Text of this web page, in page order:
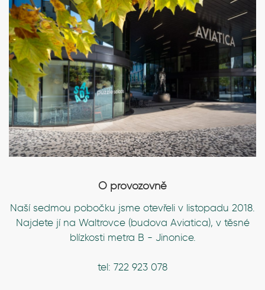
O provozovně
Naší sedmou pobočku jsme otevřeli v listopadu 2018.
Najdete jí na Waltrovce (budova Aviatica), v těsné
blízkosti metra B - Jinonice.
tel: 722 923 078